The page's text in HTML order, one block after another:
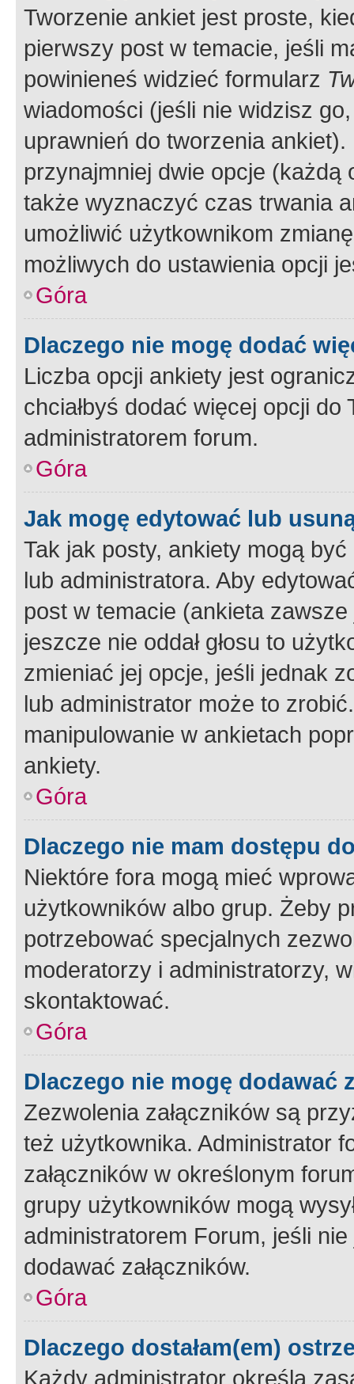
Tworzenie ankiet jest proste,
pierwszy post w temacie, jeśli
powinieneś widzieć formularz
wiadomości (jeśli nie widzisz
uprawnień do tworzenia
przynajmniej dwie opcje
także wyznaczyć czas trwania
umożliwić użytkownikom
możliwych do ustawienia opcji
Góra
Dlaczego nie mogę dodać
Liczba opcji ankiety jest
chciałbyś dodać więcej opcji
administratorem forum.
Góra
Jak mogę edytować lub
Tak jak posty, ankiety mogą
lub administratora. Aby
post w temacie (ankieta
jeszcze nie oddał głosu to
zmieniać jej opcje, jeśli jednak
lub administrator może to
manipulowanie w ankietach
ankiety.
Góra
Dlaczego nie mam dostępu
Niektóre fora mogą mieć
użytkowników albo grup. Żeby
potrzebować specjalnych
moderatorzy i administratorzy,
skontaktować.
Góra
Dlaczego nie mogę dodawać
Zezwolenia załączników są
też użytkownika. Administrator
załączników w określonym
grupy użytkowników mogą
administratorem Forum, jeśli
dodawać załączników.
Góra
Dlaczego dostałam(em)
Każdy administrator określa